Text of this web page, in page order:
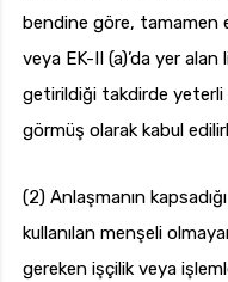
bendine göre, tamamen
veya EK-II (a)’da yer
getirildiği takdirde yeterli
görmüş olarak kabul
(2) Anlaşmanın
kullanılan menşeli
gereken işçilik veya